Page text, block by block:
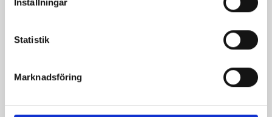
Inställningar
Statistik
Marknadsföring